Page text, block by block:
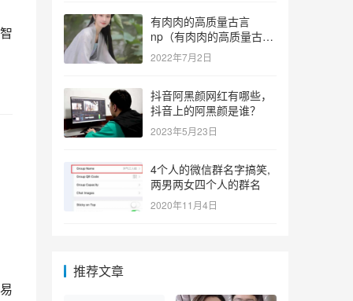
有肉肉的高质量古言
np（有肉肉的高质量古言
np推荐）
2022年7月2日
抖音阿黑颜网红有哪些，
抖音上的阿黑颜是谁？
2023年5月23日
4个人的微信群名字搞笑,
两男两女四个人的群名
2020年11月4日
推荐文章